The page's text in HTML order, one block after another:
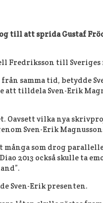
till att sprida Gustaf
Fredriksson till
samma tid, betydde
tilldela Sven-Erik
Oavsett vilka nya
Sven-Erik
många som drog
2013 också skulle ta
Sven-Erik presenten.